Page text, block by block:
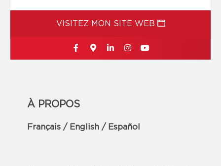
VISITEZ MON SITE WEB
À PROPOS
Français / English / Español